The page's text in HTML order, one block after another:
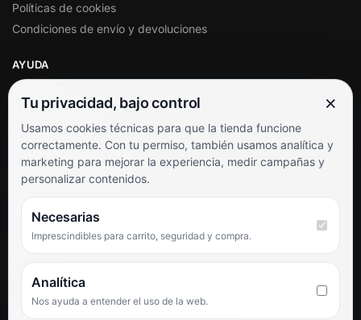
Políticas de cookies
Condiciones de envío y devoluciones
AYUDA
Soporte al cliente
Contacto
Términos y condiciones
Preguntas frecuentes
SÍGUENOS
Facebook
TikTok
PUNTUACIÓN DE 4,6 SOBRE 5 EN GOOGLE
Tu privacidad, bajo control ×
Usamos cookies técnicas para que la tienda funcione
correctamente. Con tu permiso, también usamos analítica y
marketing para mejorar la experiencia, medir campañas y
personalizar contenidos.
Necesarias
Imprescindibles para carrito, seguridad y compra.
Analítica
Nos ayuda a entender el uso de la web.